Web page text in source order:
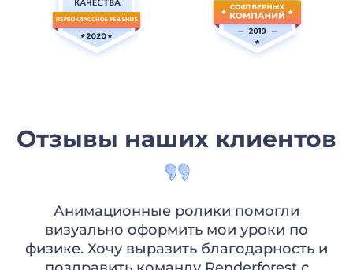
Отзывы наших клиентов
Анимационные ролики помогли
визуально оформить мои уроки по
физике. Хочу выразить благодарность и